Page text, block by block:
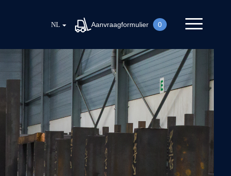
NL Aanvraagformulier 0